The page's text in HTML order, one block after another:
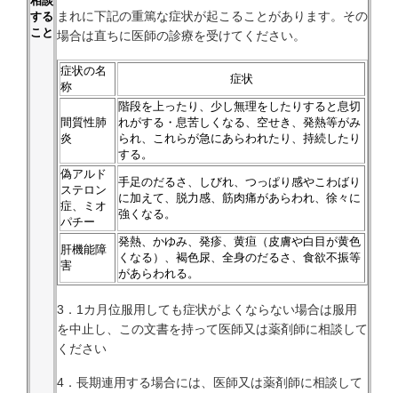
する
こと
まれに下記の重篤な症状が起こることがあります。その
場合は直ちに医師の診療を受けてください。
症状の名
称
症状
間質性肺
炎
階段を上ったり、少し無理をしたりすると息切
れがする・息苦しくなる、空せき、発熱等がみ
られ、これらが急にあらわれたり、持続したり
する。
偽アルド
ステロン
症、ミオ
パチー
手足のだるさ、しびれ、つっぱり感やこわばり
に加えて、脱力感、筋肉痛があらわれ、徐々に
強くなる。
肝機能障
害
発熱、かゆみ、発疹、黄疸（皮膚や白目が黄色
くなる）、褐色尿、全身のだるさ、食欲不振等
があらわれる。
3．1カ月位服用しても症状がよくならない場合は服用
を中止し、この文書を持って医師又は薬剤師に相談して
ください
4．長期連用する場合には、医師又は薬剤師に相談して